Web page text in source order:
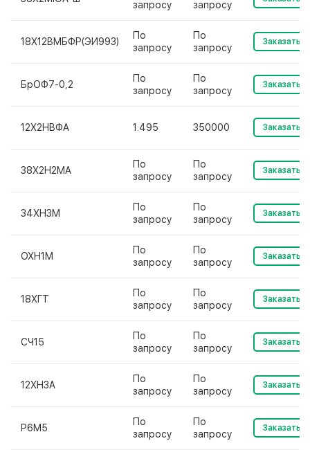
запросу запросу
18Х12ВМБФР(ЭИ993)
По
запросу
По
запросу
Заказать
БрОФ7-0,2
По
запросу
По
запросу
Заказать
12Х2НВФА 1.495 350000 Заказать
38Х2Н2МА
По
запросу
По
запросу
Заказать
34ХН3М
По
запросу
По
запросу
Заказать
ОХН1М
По
запросу
По
запросу
Заказать
18ХГТ
По
запросу
По
запросу
Заказать
СЧ15
По
запросу
По
запросу
Заказать
12ХН3А
По
запросу
По
запросу
Заказать
Р6М5
По
запросу
По
запросу
Заказать